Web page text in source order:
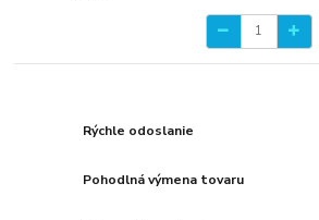
Rýchle odoslanie
Pohodlná výmena tovaru